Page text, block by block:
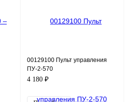
00129100 Пульт управления
ПУ-2-570
4 180 ₽